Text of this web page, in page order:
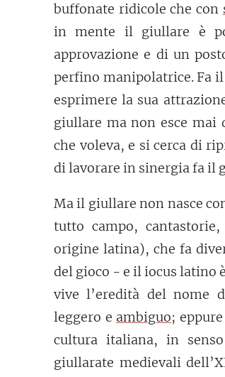
buffonate ridicole che con
in mente il giullare è
approvazione e di un
perfino manipolatrice. Fa
esprimere la sua
giullare ma non esce mai
che voleva, e si cerca di
di lavorare in sinergia fa il
Ma il giullare non nasce
tutto campo, cantastorie,
origine latina), che fa
del gioco - e il iocus latino
vive l’eredità del nome
leggero e ambiguo;
cultura italiana, in
giullarate medievali